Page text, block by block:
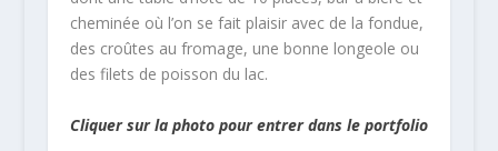
cheminée où l’on se fait plaisir avec de la fondue,
des croûtes au fromage, une bonne longeole ou
des filets de poisson du lac.
Cliquer sur la photo pour entrer dans le portfolio